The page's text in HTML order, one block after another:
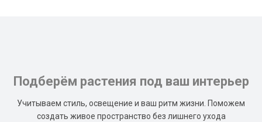
Подберём растения под ваш интерьер
Учитываем стиль, освещение и ваш ритм жизни. Поможем
создать живое пространство без лишнего ухода